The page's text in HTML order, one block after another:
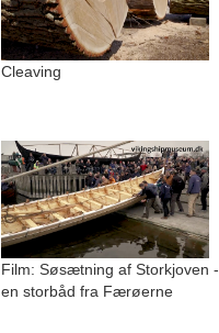
Cleaving
Film: Søsætning af Storkjoven -
en storbåd fra Færøerne